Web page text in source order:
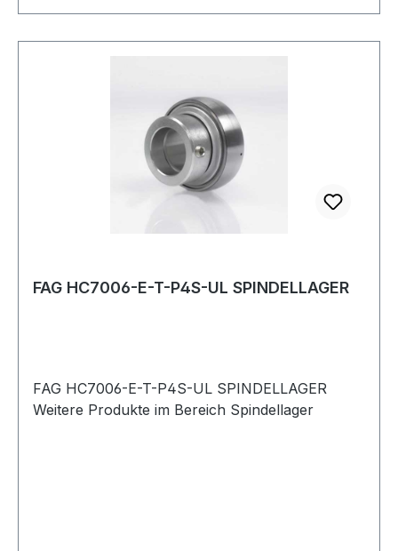
FAG HC7006-E-T-P4S-UL SPINDELLAGER
FAG HC7006-E-T-P4S-UL SPINDELLAGER
Weitere Produkte im Bereich Spindellager